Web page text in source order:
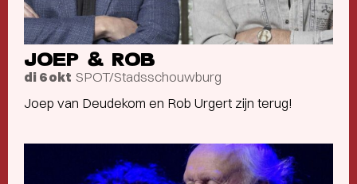
JOEP & ROB
di 6 okt SPOT/Stadsschouwburg
Joep van Deudekom en Rob Urgert zijn terug!